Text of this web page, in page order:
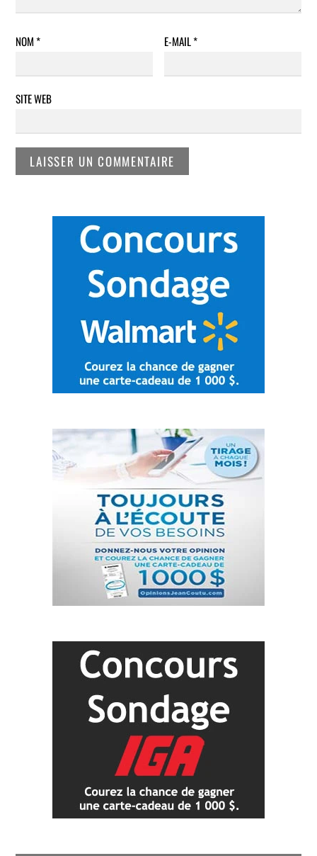
NOM* E-MAIL*
SITE WEB